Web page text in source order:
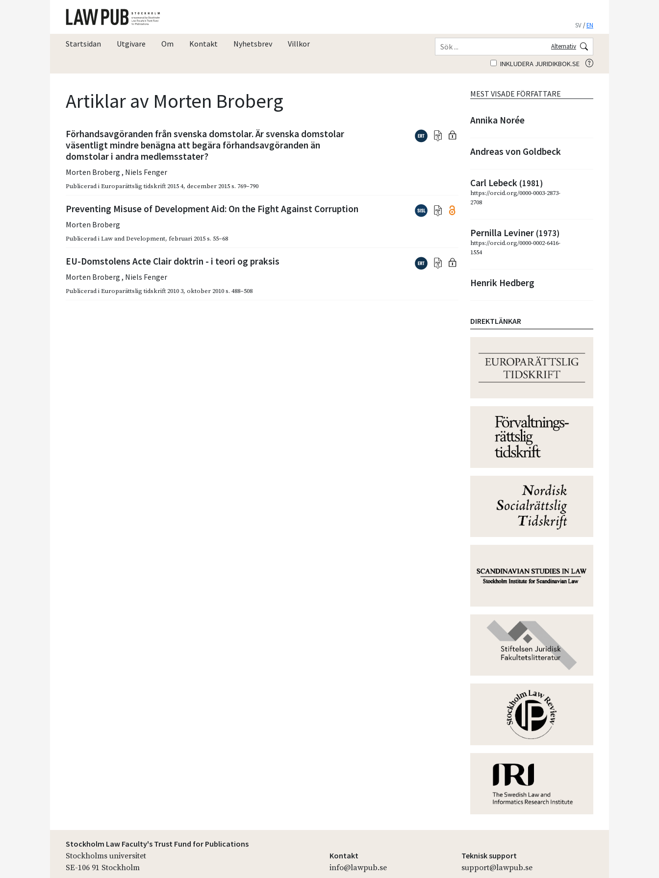
SV /EN
Startsidan Utgivare Om Kontakt Nyhetsbrev Villkor Alternativ
INKLUDERA JURIDIKBOK.SE
Artiklar av Morten Broberg
Förhandsavgöranden från svenska domstolar. Är svenska domstolar
väsentligt mindre benägna att begära förhandsavgöranden än
domstolar i andra medlemsstater?
Morten Broberg , Niels Fenger
Publicerad iEuroparättslig tidskrift 2015 4, december 2015s. 769–790
Preventing Misuse of Development Aid: On the Fight Against Corruption
Morten Broberg
Publicerad iLaw and Development, februari 2015s. 55–68
EU-Domstolens Acte Clair doktrin - i teori og praksis
Morten Broberg , Niels Fenger
Publicerad iEuroparättslig tidskrift 2010 3, oktober 2010s. 488–508
MEST VISADE FÖRFATTARE
Annika Norée
Andreas von Goldbeck
Carl Lebeck (1981)
https://orcid.org/0000-0003-2873-
2708
Pernilla Leviner (1973)
https://orcid.org/0000-0002-6416-
1554
Henrik Hedberg
DIREKTLÄNKAR
Stockholm Law Faculty's Trust Fund for Publications
Stockholms universitet
SE-106 91 Stockholm
Kontakt
info@lawpub.se
Teknisk support
support@lawpub.se